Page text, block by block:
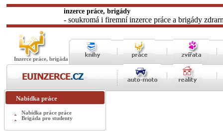
inzerce práce, brigády
- soukromá i firemní inzerce práce a brigády
Inzerce práce, brigáda
Nabídka práce
Nabídka práce práce
Brigáda pro studenty